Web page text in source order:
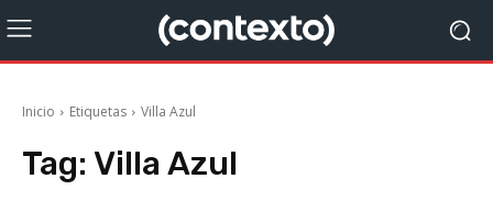
Inicio Etiquetas Villa Azul
Tag: Villa Azul